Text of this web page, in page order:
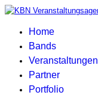
Home
Bands
Veranstaltungen
Partner
Portfolio